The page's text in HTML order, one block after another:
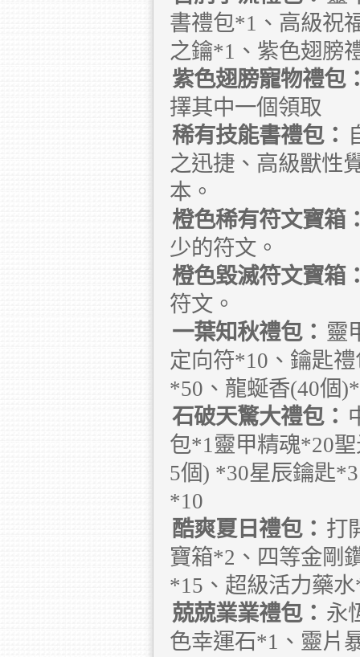
書禮包*1、高級祝
之鑰*1、紫色翅膀
紫色翅膀寵物禮包
擇其中一個領取
稀有技能書禮包：
之迅捷、高級獸性
本。
橙色稀有符文寶箱
少的符文。
橙色毀滅符文寶箱
符文。
一葉知秋禮包： 靈
定向符*10、鑰匙
*50、龍蜒香(40個
石破天驚大禮包：
包*1靈甲精魂*20
5個) *30星辰鑰匙
*10
酷爽夏日禮包： 打
寶箱*2、四等金剛
*15、超級活力藥
兢兢業業禮包： 永
色幸運石*1、靈片